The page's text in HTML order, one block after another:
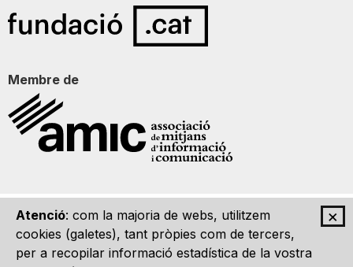
×
Atenció: com la majoria de webs, utilitzem
cookies (galetes), tant pròpies com de tercers,
per a recopilar informació estadística de la vostra
Membre de
Qui som Contacte Imatge Gràfica Avís legal